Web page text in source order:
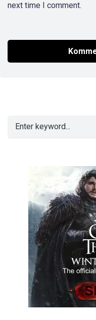
next time I comment.